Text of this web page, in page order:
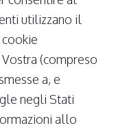
utilizzano il
(compreso
a, e
negli Stati
allo